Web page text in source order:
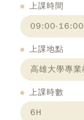
上課時間
09:00-16:00
上課地點
高雄大學專業
上課時數
6H